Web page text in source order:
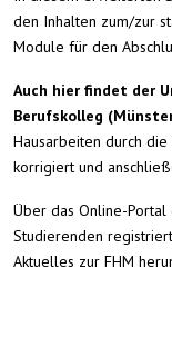
den Inhalten zum/zur
Module für den
Auch hier findet der
Berufskolleg
Hausarbeiten durch
korrigiert und
Über das Online-
Studierenden
Aktuelles zur FHM